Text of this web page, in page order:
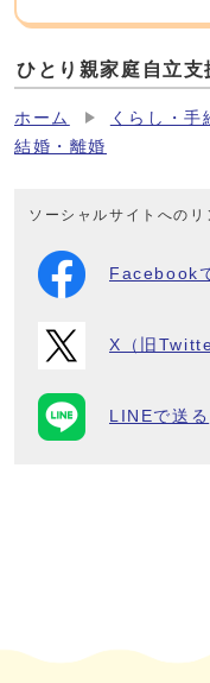
ひとり親家庭自立支
ホーム くらし・手
結婚・離婚
ソーシャルサイトへの
Facebook
X（旧
LINEで送る